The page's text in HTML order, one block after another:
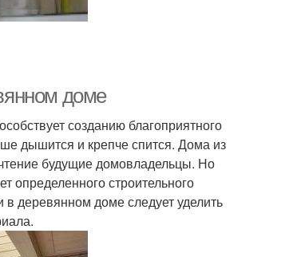
доме
созданию благоприятного
дышится и крепче спится. Дома из
будущие домовладельцы. Но
определенного строительного
деревянном доме следует уделить